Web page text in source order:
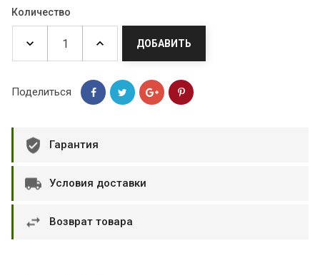
Количество
ДОБАВИТЬ
Поделиться
Гарантия
Условия доставки
Возврат товара